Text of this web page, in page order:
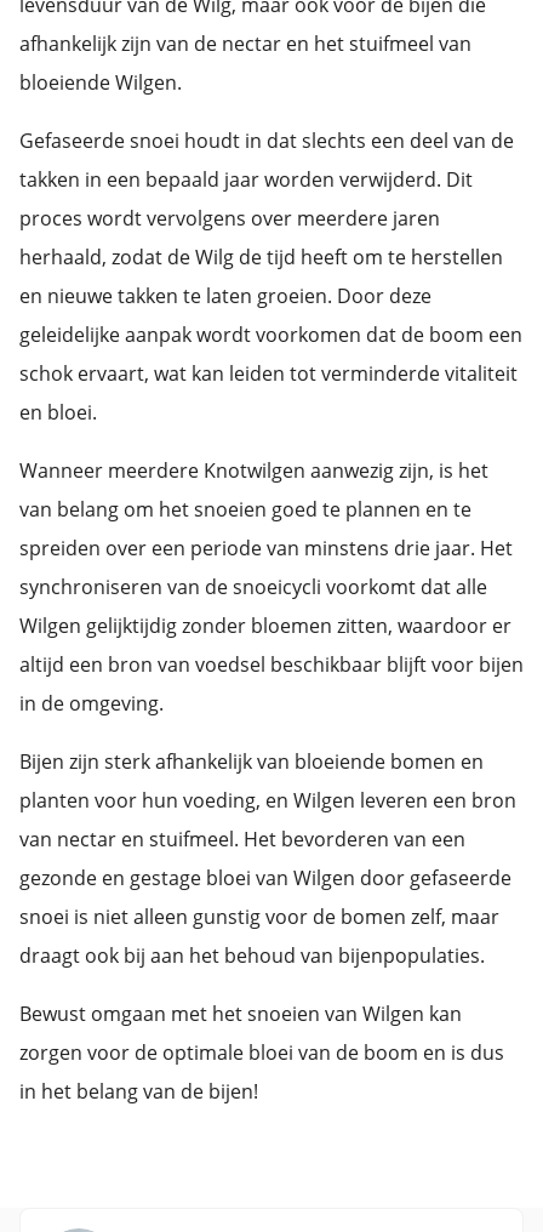
afhankelijk zijn van de nectar en het stuifmeel van
bloeiende Wilgen.
Gefaseerde snoei houdt in dat slechts een deel van de
takken in een bepaald jaar worden verwijderd. Dit
proces wordt vervolgens over meerdere jaren
herhaald, zodat de Wilg de tijd heeft om te herstellen
en nieuwe takken te laten groeien. Door deze
geleidelijke aanpak wordt voorkomen dat de boom een
schok ervaart, wat kan leiden tot verminderde vitaliteit
en bloei.
Wanneer meerdere Knotwilgen aanwezig zijn, is het
van belang om het snoeien goed te plannen en te
spreiden over een periode van minstens drie jaar. Het
synchroniseren van de snoeicycli voorkomt dat alle
Wilgen gelijktijdig zonder bloemen zitten, waardoor er
altijd een bron van voedsel beschikbaar blijft voor bijen
in de omgeving.
Bijen zijn sterk afhankelijk van bloeiende bomen en
planten voor hun voeding, en Wilgen leveren een bron
van nectar en stuifmeel. Het bevorderen van een
gezonde en gestage bloei van Wilgen door gefaseerde
snoei is niet alleen gunstig voor de bomen zelf, maar
draagt ook bij aan het behoud van bijenpopulaties.
Bewust omgaan met het snoeien van Wilgen kan
zorgen voor de optimale bloei van de boom en is dus
in het belang van de bijen!